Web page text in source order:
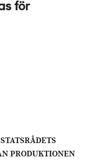
för
PRODUKTIONEN